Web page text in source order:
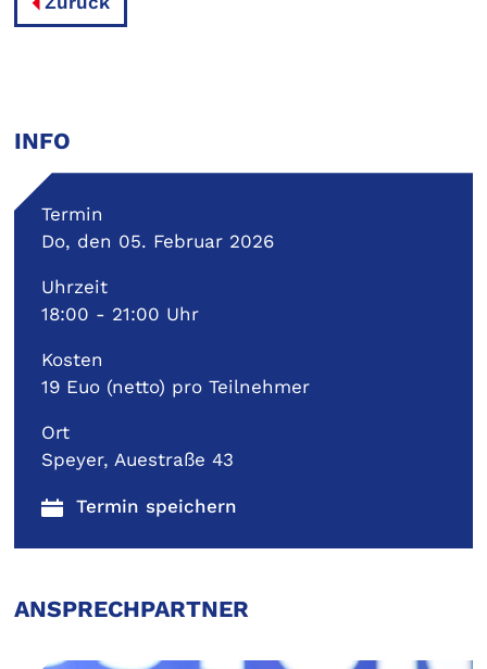
INFO
Termin
Do, den 05. Februar 2026
Uhrzeit
18:00 - 21:00 Uhr
Kosten
19 Euo (netto) pro Teilnehmer
Ort
Speyer, Auestraße 43
ANSPRECHPARTNER